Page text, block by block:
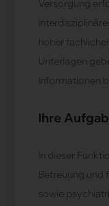
Versorgung
hoher
Unterlagen
Informationen
Ihre
In dieser
Betreuung und
sowie